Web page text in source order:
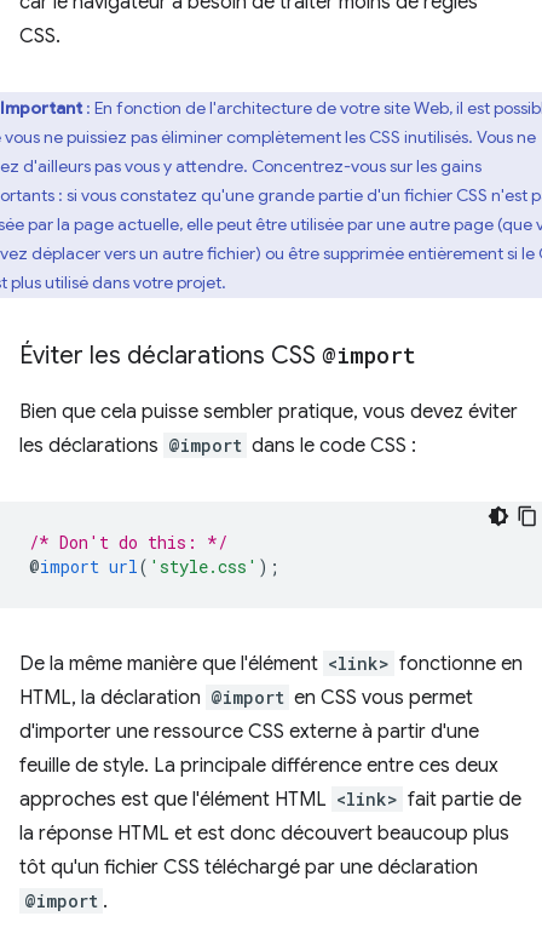
CSS.
Important : En fonction de l'architecture de votre site Web, il est
ne puissiez pas éliminer complètement les CSS inutilisés. Vous ne
d'ailleurs pas vous y attendre. Concentrez-vous sur les gains
: si vous constatez qu'une grande partie d'un fichier CSS n'est
par la page actuelle, elle peut être utilisée par une autre page (que
déplacer vers un autre fichier) ou être supprimée entièrement si le
plus utilisé dans votre projet.
Éviter les déclarations CSS @import
Bien que cela puisse sembler pratique, vous devez éviter
les déclarations @import dans le code CSS :
/* Don't do this: */
@import url( 'style.css' ) ;
De la même manière que l'élément <link> fonctionne en
HTML, la déclaration @import en CSS vous permet
d'importer une ressource CSS externe à partir d'une
feuille de style. La principale différence entre ces deux
approches est que l'élément HTML <link> fait partie de
la réponse HTML et est donc découvert beaucoup plus
tôt qu'un fichier CSS téléchargé par une déclaration
@import .